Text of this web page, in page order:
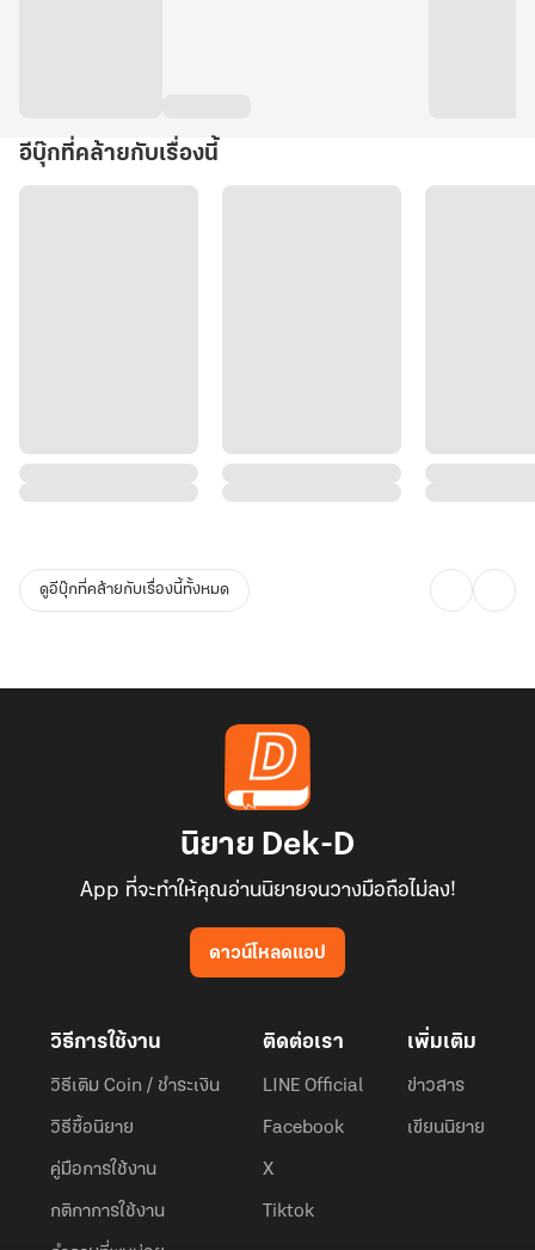
อีบุ๊กที่คล้ายกับเรื่องนี้
ดูอีบุ๊กที่คล้ายกับเรื่องนี้ทั้งหมด
นิยาย Dek-D
App ที่จะทำให้คุณอ่านนิยายจนวางมือถือไม่ลง!
ดาวน์โหลดแอป
วิธีการใช้งาน
วิธีเติม Coin / ชำระเงิน
วิธีซื้อนิยาย
คู่มือการใช้งาน
กติกาการใช้งาน
ติดต่อเรา
LINE Official
Facebook
X
Tiktok
เพิ่มเติม
ข่าวสาร
เขียนนิยาย